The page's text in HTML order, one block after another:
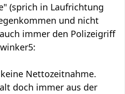
(sprich in Laufrichtung
und nicht
immer den Polizeigriff
Nettozeitnahme.
doch immer aus der